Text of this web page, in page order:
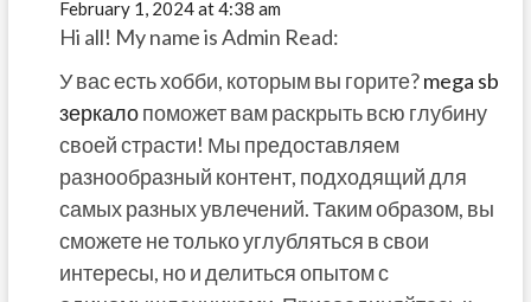
February 1, 2024 at 4:38 am
Hi all! My name is Admin Read:
У вас есть хобби, которым вы горите?mega sb
зеркалопоможет вам раскрыть всю глубину
своей страсти! Мы предоставляем
разнообразный контент, подходящий для
самых разных увлечений. Таким образом, вы
сможете не только углубляться в свои
интересы, но и делиться опытом с